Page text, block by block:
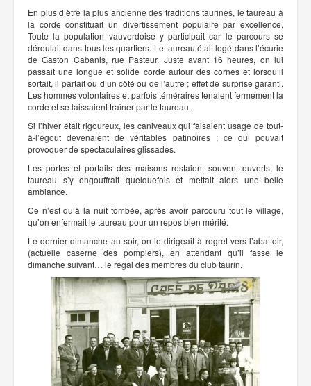
En plus d’être la plus ancienne des traditions taurines, le taureau à
la corde constituait un divertissement populaire par excellence.
Toute la population vauverdoise y participait car le parcours se
déroulait dans tous les quartiers. Le taureau était logé dans l’écurie
de Gaston Cabanis, rue Pasteur. Juste avant 16 heures, on lui
passait une longue et solide corde autour des cornes et lorsqu’il
sortait, il partait ou d’un côté ou de l’autre ; effet de surprise garanti.
Les hommes volontaires et parfois téméraires tenaient fermement la
corde et se laissaient traîner par le taureau.
Si l’hiver était rigoureux, les caniveaux qui faisaient usage de tout-
à-l’égout devenaient de véritables patinoires ; ce qui pouvait
provoquer de spectaculaires glissades.
Les portes et portails des maisons restaient souvent ouverts, le
taureau s’y engouffrait quelquefois et mettait alors une belle
ambiance.
Ce n’est qu’à la nuit tombée, après avoir parcouru tout le village,
qu’on enfermait le taureau pour un repos bien mérité.
Le dernier dimanche au soir, on le dirigeait à regret vers l’abattoir,
(actuelle caserne des pompiers), en attendant qu’il fasse le
dimanche suivant… le régal des membres du club taurin.